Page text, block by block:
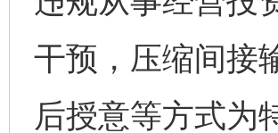
干预，压缩间接
后授意等方式为